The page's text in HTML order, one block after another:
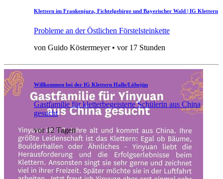
Klettern im Frankenjura, Fichtelgebirge und Bayerischer Wald | IG Klettern
Probleme an der Östlichen Förstelsteinkette
von Guido Köstermeyer • vor 17 Stunden
Willkommen bei der IG Klettern Halle/Löbejün
Gastfamilie für kletterbegeisterte Schülerin aus China
gesucht
vor 12 Tagen